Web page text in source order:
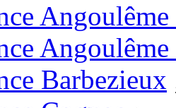
Barbezieux